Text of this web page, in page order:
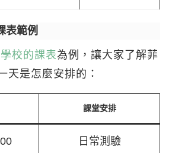
表範例
校的課表為例，讓大家了解菲
天是怎麼安排的：
課堂安排
日常測驗